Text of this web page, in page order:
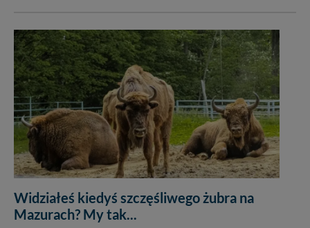
Widziałeś kiedyś szczęśliwego żubra na
Mazurach? My tak...